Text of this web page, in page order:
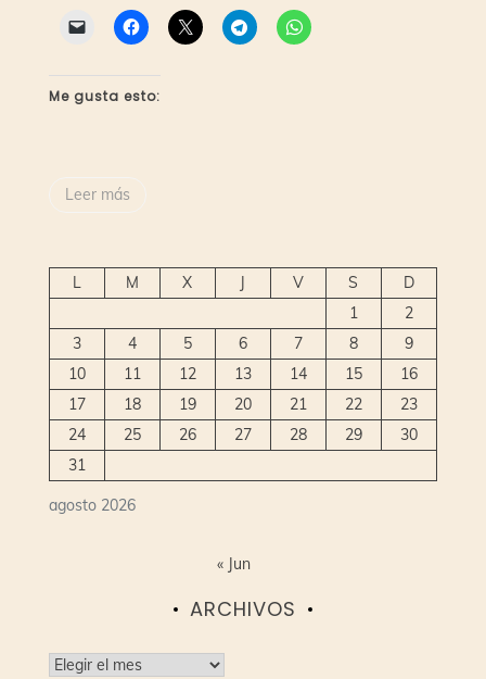
Me gusta esto:
Leer más
agosto 2026
L M X J V S
D
1
2
3
4 5 6 7 8
9
10
11 12 13 14 15
16
17
18 19 20 21 22
23
24
25 26 27 28 29
30
31
« Jun
ARCHIVOS
Archivos